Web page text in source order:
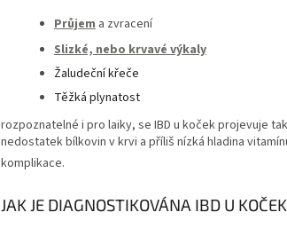
Průjem a zvracení
Slizké, nebo krvavé výkaly
Žaludeční křeče
Těžká plynatost
rozpoznatelné i pro laiky, se IBD u koček projevuje
nedostatek bílkovin v krvi a příliš nízká hladina
komplikace.
JAK JE DIAGNOSTIKOVÁNA IBD U